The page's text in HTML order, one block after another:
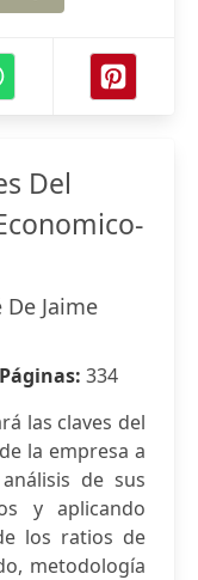
Del
De Jaime
334
las claves del
la empresa a
de sus
y aplicando
los ratios de
metodología